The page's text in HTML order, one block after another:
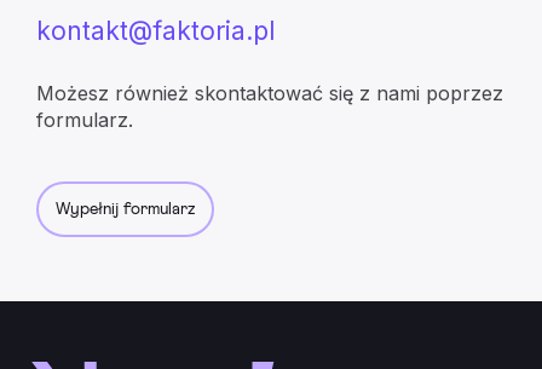
kontakt@faktoria.pl
Możesz również skontaktować się z nami poprzez
formularz.
Wypełnij formularz